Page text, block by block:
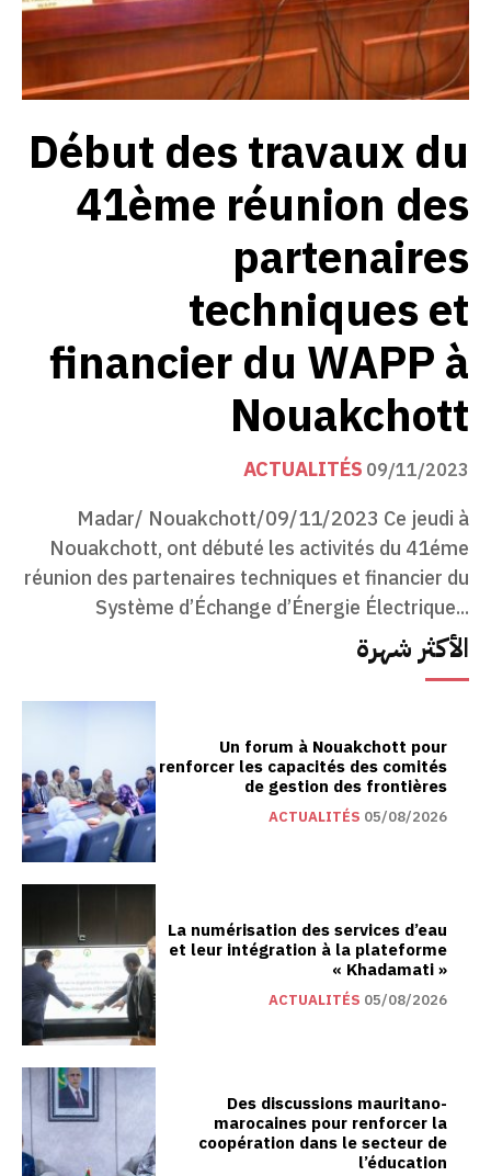
Début des travaux du
41ème réunion des
partenaires
techniques et
financier du WAPP à
Nouakchott
ACTUALITÉS 09/11/2023
Madar/ Nouakchott/09/11/2023 Ce jeudi à
Nouakchott, ont débuté les activités du 41éme
réunion des partenaires techniques et financier du
Système d’Échange d’Énergie Électrique...
الأكثر شهرة
Un forum à Nouakchott pour
renforcer les capacités des comités
de gestion des frontières
ACTUALITÉS 05/08/2026
La numérisation des services d’eau
et leur intégration à la plateforme
« Khadamati »
ACTUALITÉS 05/08/2026
Des discussions mauritano-
marocaines pour renforcer la
coopération dans le secteur de
l’éducation